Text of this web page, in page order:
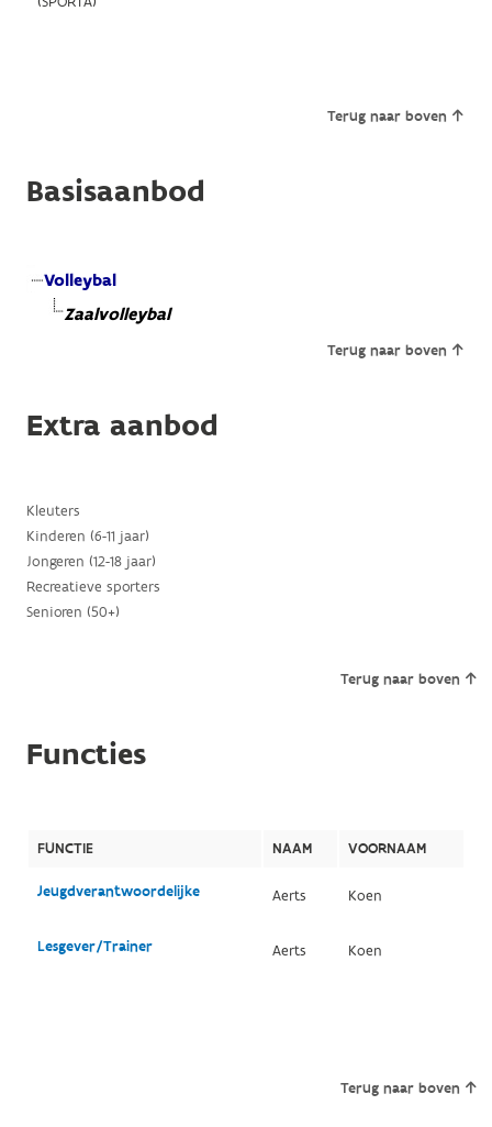
Terug naar boven
Basisaanbod
Volleybal
Zaalvolleybal
Terug naar boven
Extra aanbod
Kleuters
Kinderen (6-11 jaar)
Jongeren (12-18 jaar)
Recreatieve sporters
Senioren (50+)
Terug naar boven
Functies
FUNCTIE NAAM VOORNAAM
Jeugdverantwoordelijke Aerts Koen
Lesgever/Trainer Aerts Koen
Terug naar boven